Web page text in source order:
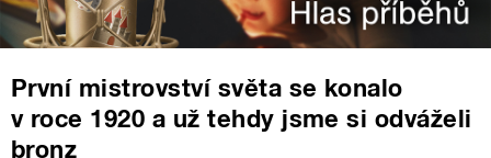
První mistrovství světa se konalo
v roce 1920 a už tehdy jsme si odváželi
bronz